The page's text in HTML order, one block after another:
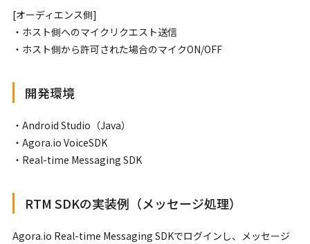
[オーディエンス側]
・ホスト側へのマイクリクエスト送信
・ホスト側から許可された場合のマイクON/OFF
開発環境
・Android Studio（Java）
・Agora.io VoiceSDK
・Real-time Messaging SDK
RTM SDKの実装例（メッセージ処理）
Agora.io Real-time Messaging SDKでログインし、メッセージ